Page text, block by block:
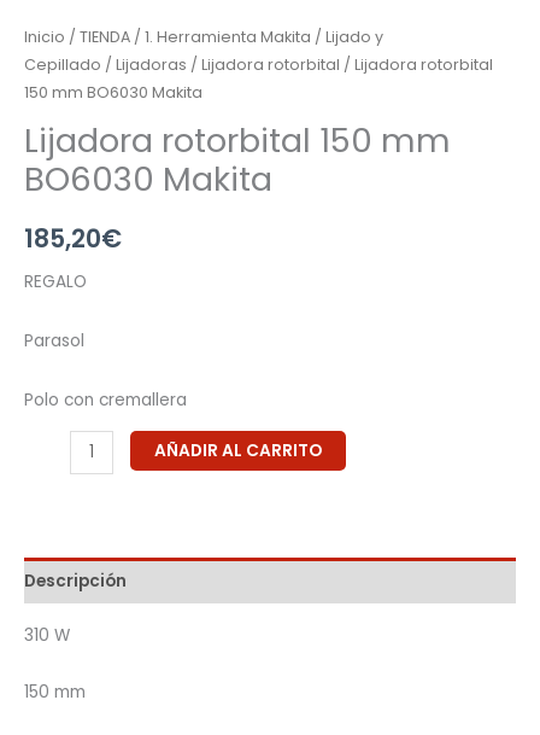
Inicio / TIENDA / 1. Herramienta Makita / Lijado y
Cepillado / Lijadoras / Lijadora rotorbital / Lijadora rotorbital
150 mm BO6030 Makita
Lijadora rotorbital 150 mm
BO6030 Makita
185,20€
REGALO
Parasol
Polo con cremallera
AÑADIR AL CARRITO
Descripción
310 W
150 mm